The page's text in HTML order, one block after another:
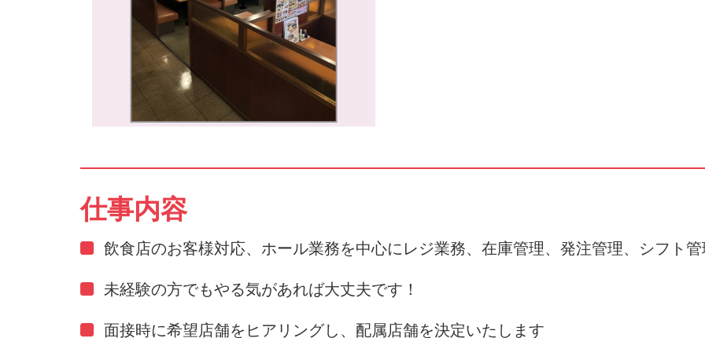
仕事内容
飲食店のお客様対応、ホール業務を中心にレジ業務、在庫管理、発注管理、シフト
未経験の方でもやる気があれば大丈夫です！
面接時に希望店舗をヒアリングし、配属店舗を決定いたします